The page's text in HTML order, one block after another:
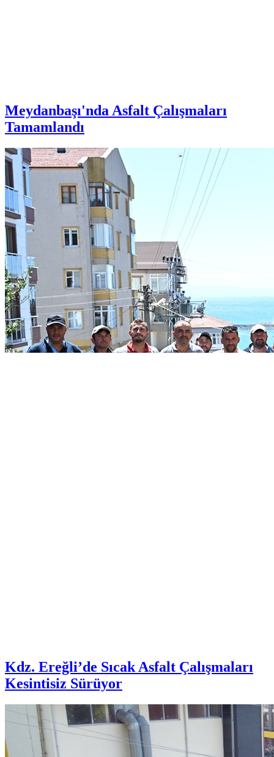
Meydanbaşı'nda Asfalt Çalışmaları
Tamamlandı
Kdz. Ereğli’de Sıcak Asfalt Çalışmaları
Kesintisiz Sürüyor